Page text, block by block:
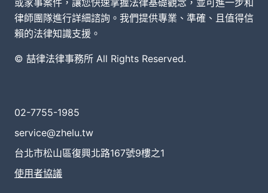
或家事案件，讓您快速掌握法律基礎觀念，並可進一步和
律師團隊進行詳細諮詢。我們提供專業、準確、且值得信
賴的法律知識支援。
© 喆律法律事務所 All Rights Reserved.
02-7755-1985
service@zhelu.tw
台北市松山區復興北路167號9樓之1
使用者協議